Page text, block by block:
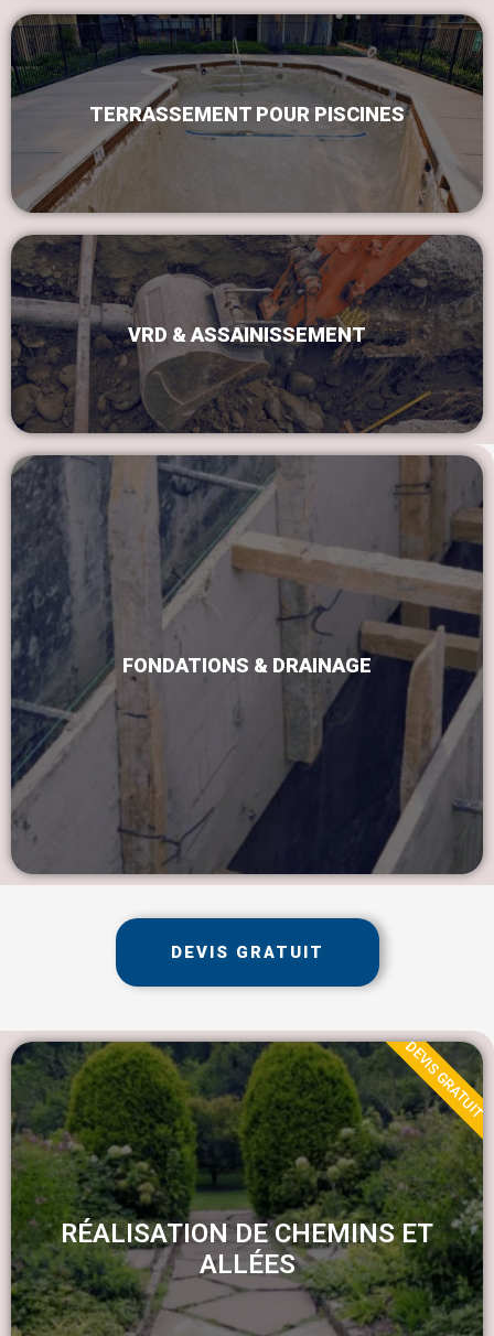
TERRASSEMENT POUR PISCINES
VRD & ASSAINISSEMENT
FONDATIONS & DRAINAGE
DEVIS GRATUIT
RÉALISATION DE CHEMINS ET
ALLÉES
DEVIS GRATUIT